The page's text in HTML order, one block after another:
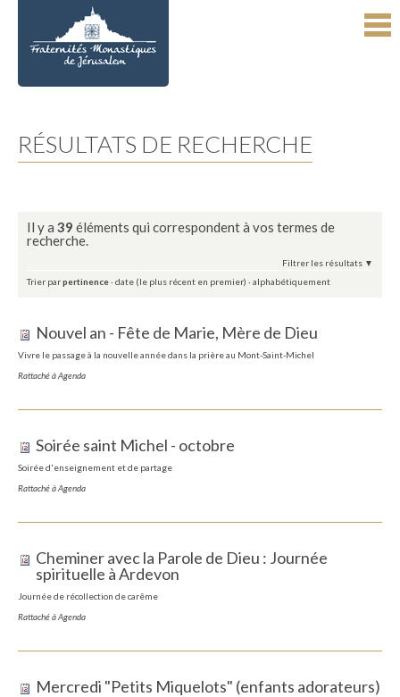
RÉSULTATS DE RECHERCHE
Il y a 39 éléments qui correspondent à vos termes de
recherche.
Filtrer les résultats
Trier parpertinence· date (le plus récent en premier) · alphabétiquement
Nouvel an - Fête de Marie, Mère de Dieu
Vivre le passage à la nouvelle année dans la prière au Mont-Saint-Michel
Rattaché àAgenda
Soirée saint Michel - octobre
Soirée d'enseignement et de partage
Rattaché àAgenda
Cheminer avec la Parole de Dieu : Journée
spirituelle à Ardevon
Journée de récollection de carême
Rattaché àAgenda
Mercredi "Petits Miquelots" (enfants adorateurs)